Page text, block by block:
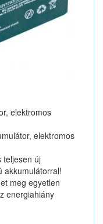
elektromos
elektromos
teljesen új
akkumulátorral!
meg egyetlen
energiahiány